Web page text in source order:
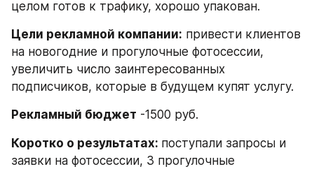
целом готов к трафику, хорошо упакован.
Цели рекламной компании: привести клиентов
на новогодние и прогулочные фотосессии,
увеличить число заинтересованных
подписчиков, которые в будущем купят услугу.
Рекламный бюджет -1500 руб.
Коротко о результатах: поступали запросы и
заявки на фотосессии, 3 прогулочные